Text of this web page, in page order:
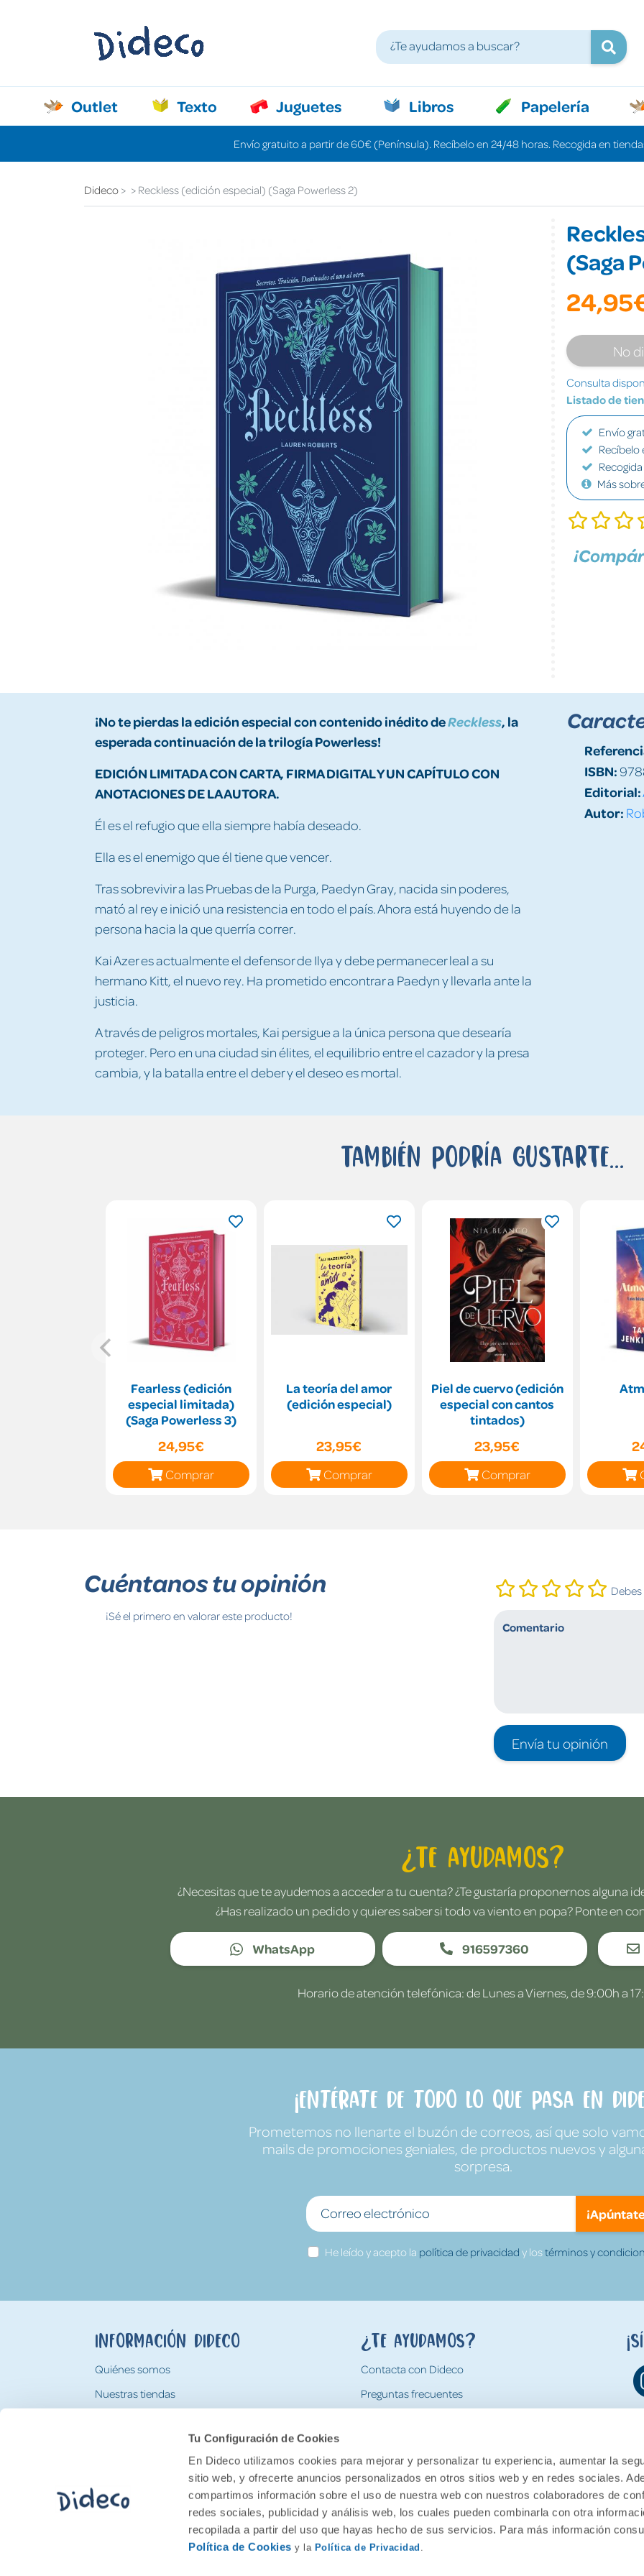
Tu Configuración de Cookies
En Dideco utilizamos cookies para mejorar y personalizar tu experiencia, aumentar la
sitio web, y ofrecerte anuncios personalizados en otros sitios web y en redes sociales.
compartimos información sobre el uso de nuestra web con nuestros colaboradores de
redes sociales, publicidad y análisis web, los cuales pueden combinarla con otra
recopilada a partir del uso que hayas hecho de sus servicios. Para más información
Política de Cookies y la Política de Privacidad .
Outlet Texto Juguetes Libros Papelería
Envío gratuito a partir de 60€ (Península). Recíbelo en 24/48 horas. Recogida en
Dideco Reckless (edición especial) (Saga Powerless 2)
(Saga
No
Consulta
Listado de
Envío
Recíbelo
Más
¡No te pierdas la edición especial con contenido inédito deReckless, la
esperada continuación de la trilogía Powerless!
EDICIÓN LIMITADA CON CARTA, FIRMA DIGITAL Y UN CAPÍTULO CON
ANOTACIONES DE LA AUTORA.
Él es el refugio que ella siempre había deseado.
Ella es el enemigo que él tiene que vencer.
Tras sobrevivir a las Pruebas de la Purga, Paedyn Gray, nacida sin poderes,
mató al rey e inició una resistencia en todo el país. Ahora está huyendo de la
persona hacia la que querría correr.
Kai Azer es actualmente el defensor de Ilya y debe permanecer leal a su
hermano Kitt, el nuevo rey. Ha prometido encontrar a Paedyn y llevarla ante la
justicia.
A través de peligros mortales, Kai persigue a la única persona que desearía
proteger. Pero en una ciudad sin élites, el equilibrio entre el cazador y la presa
cambia, y la batalla entre el deber y el deseo es mortal.
ISBN:
Editorial:
Autor:
También podría gustarte...
Fearless (edición
especial limitada)
(Saga Powerless 3)
24,95€
Comprar
La teoría del amor
(edición especial)
23,95€
Comprar
Piel de cuervo (edición
especial con cantos
tintados)
23,95€
Comprar
Cuéntanos tu opinión
¡Sé el primero en valorar este producto!
Envía tu opinión
¿Te ayudamos?
¿Necesitas que te ayudemos a acceder a tu cuenta? ¿Te gustaría proponernos alguna
¿Has realizado un pedido y quieres saber si todo va viento en popa? Ponte en
WhatsApp 916597360
Horario de atención telefónica: de Lunes a Viernes, de 9:00h a
¡Entérate de todo lo que pasa en
Prometemos no llenarte el buzón de correos, así que solo
mails de promociones geniales, de productos nuevos y
sorpresa.
He leído y acepto la política de privacidad y lostérminos y
Información Dideco
Quiénes somos
Nuestras tiendas
Tarjeta Regalo Dideco
¿Te ayudamos?
Contacta con Dideco
Preguntas frecuentes
Devoluciones